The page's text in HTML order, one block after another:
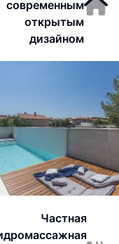
современным
открытым
дизайном
Частная